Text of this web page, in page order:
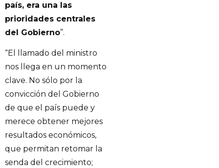
país, era una las
prioridades centrales
del Gobierno”.
“El llamado del ministro
nos llega en un momento
clave. No sólo por la
convicción del Gobierno
de que el país puede y
merece obtener mejores
resultados económicos,
que permitan retomar la
senda del crecimiento;